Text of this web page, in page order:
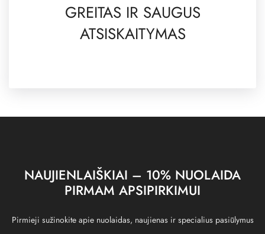
GREITAS IR SAUGUS
ATSISKAITYMAS
NAUJIENLAIŠKIAI – 10% NUOLAIDA
PIRMAM APSIPIRKIMUI
Pirmieji sužinokite apie nuolaidas, naujienas ir specialius pasiūlymus